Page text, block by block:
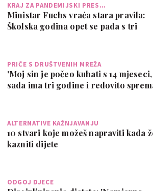
KRAJ ZA PANDEMIJSKI PRES…
Ministar Fuchs vraća stara pravila:
Školska godina opet se pada s tri
PRIČE S DRUŠTVENIH MREŽA
'Moj sin je počeo kuhati s 14 mjeseci,
sada ima tri godine i redovito
ALTERNATIVE KAŽNJAVANJU
10 stvari koje možeš napraviti kada
kazniti dijete
ODGOJ DJECE